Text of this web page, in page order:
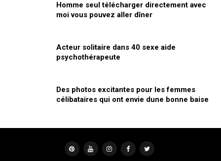
Homme seul télécharger directement avec
moi vous pouvez aller dîner
Acteur solitaire dans 40 sexe aide
psychothérapeute
Des photos excitantes pour les femmes
célibataires qui ont envie dune bonne baise